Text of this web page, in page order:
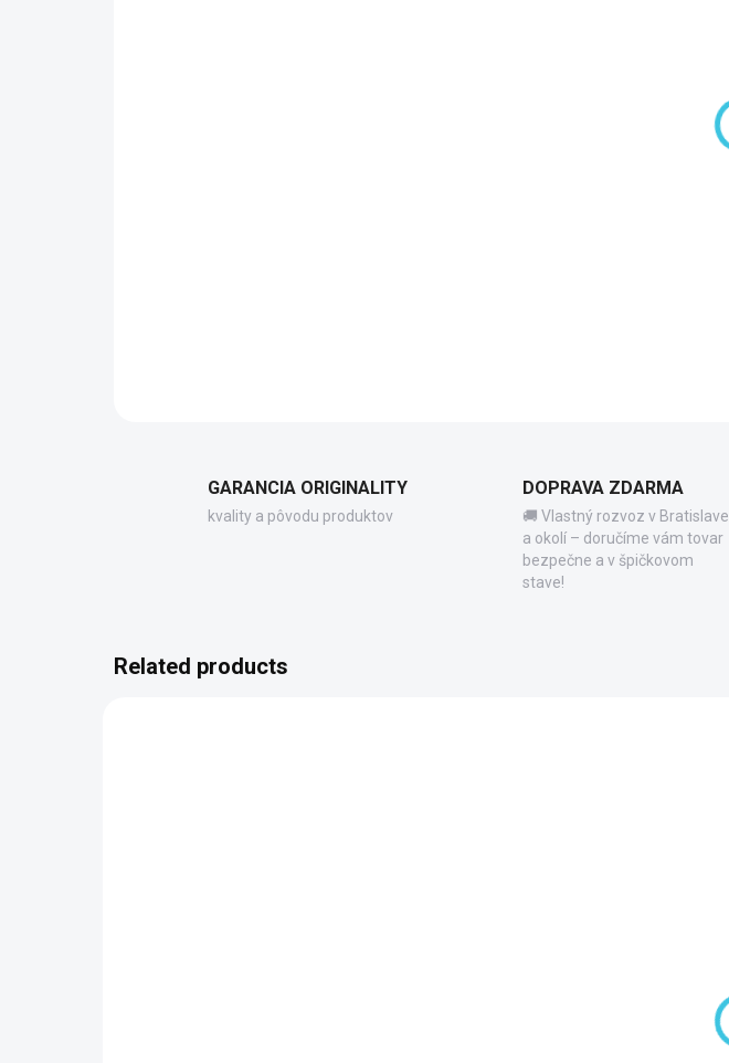
GARANCIA ORIGINALITY
kvality a pôvodu produktov
DOPRAVA ZDARMA
🚚 Vlastný rozvoz v Bratislave
a okolí – doručíme vám tovar
bezpečne a v špičkovom
stave!
Related products